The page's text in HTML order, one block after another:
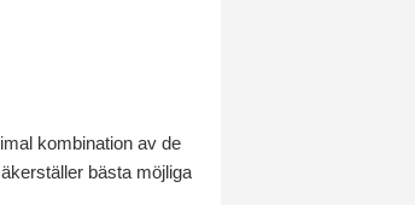
kombination av de
bästa möjliga